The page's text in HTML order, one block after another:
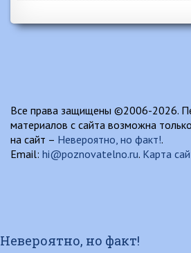
Все права защищены ©2006-2026.
материалов с сайта возможна
на сайт – Невероятно, но факт!.
Email: hi@poznovatelno.ru. Карта
Невероятно, но факт!